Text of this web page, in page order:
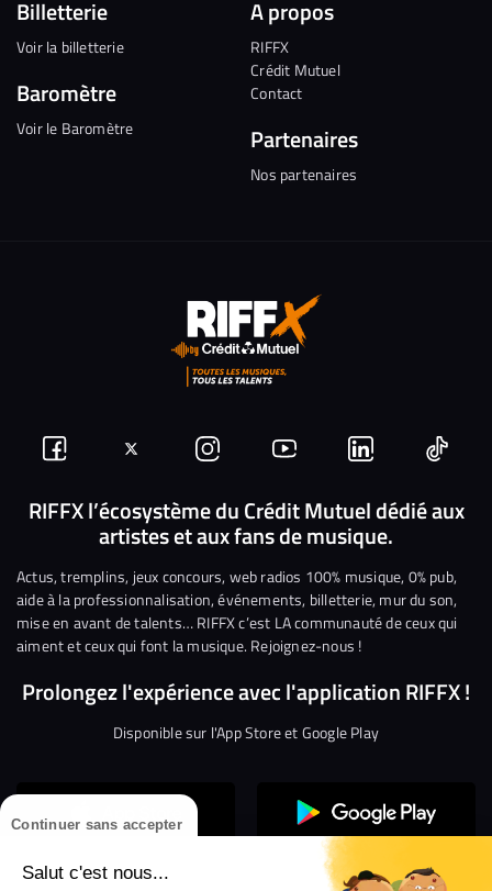
Continuer sans accepter
Salut c'est nous...
Billetterie
Voir la billetterie
Baromètre
Voir le Baromètre
A propos
RIFFX
Crédit Mutuel
Contact
Partenaires
Nos partenaires
Suivez-
nous
Facebook
Suivez-
nous
sur
Twitter
Nous
rejoindre
sur
Instagram
Nous
rejoindre
sur
YouTube
Nous
rejoindre
sur
Linkedin
Nous
RIFFX l’écosystème du Crédit Mutuel dédié aux
artistes et aux fans de musique.
Actus, tremplins, jeux concours, web radios 100% musique, 0% pub,
aide à la professionnalisation, événements, billetterie, mur du son,
mise en avant de talents… RIFFX c’est LA communauté de ceux qui
aiment et ceux qui font la musique. Rejoignez-nous !
Prolongez l'expérience avec l'application RIFFX !
Disponible sur l'App Store et Google Play